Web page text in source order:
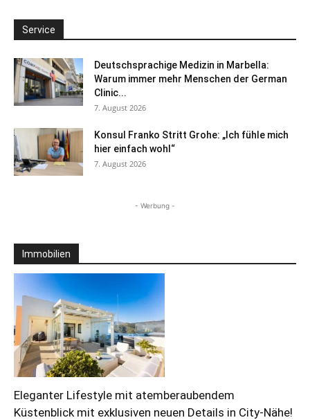
Service
Deutschsprachige Medizin in Marbella:
Warum immer mehr Menschen der German
Clinic...
7. August 2026
Konsul Franko Stritt Grohe: „Ich fühle mich
hier einfach wohl“
7. August 2026
- Werbung -
Immobilien
Eleganter Lifestyle mit atemberaubendem
Küstenblick mit exklusiven neuen Details in City-Nähe!